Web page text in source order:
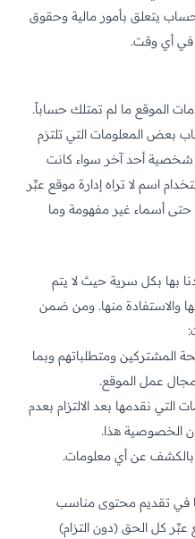
يتعلق بأمور مالية وحقوق
في أي وقت.
الموقع ما لم تمتلك حساباً.
بعض المعلومات التي تلتزم
شخصية أحد آخر سواء كانت
اسم لا تراه إدارة موقع عبِّر
حتى أسماء غير مفهومة وما
بها بكل سرية حيث لا يتم
والاستفادة منها. ومن ضمن
المشتركين ومتطلباتهم وبما
عمل الموقع.
نقدمها بعد الالتزام بعدم
الخصوصية هذا.
بالكشف عن أي معلومات.
في تقديم محتوى مناسب
عبِّر كل الحق (دون التزام)